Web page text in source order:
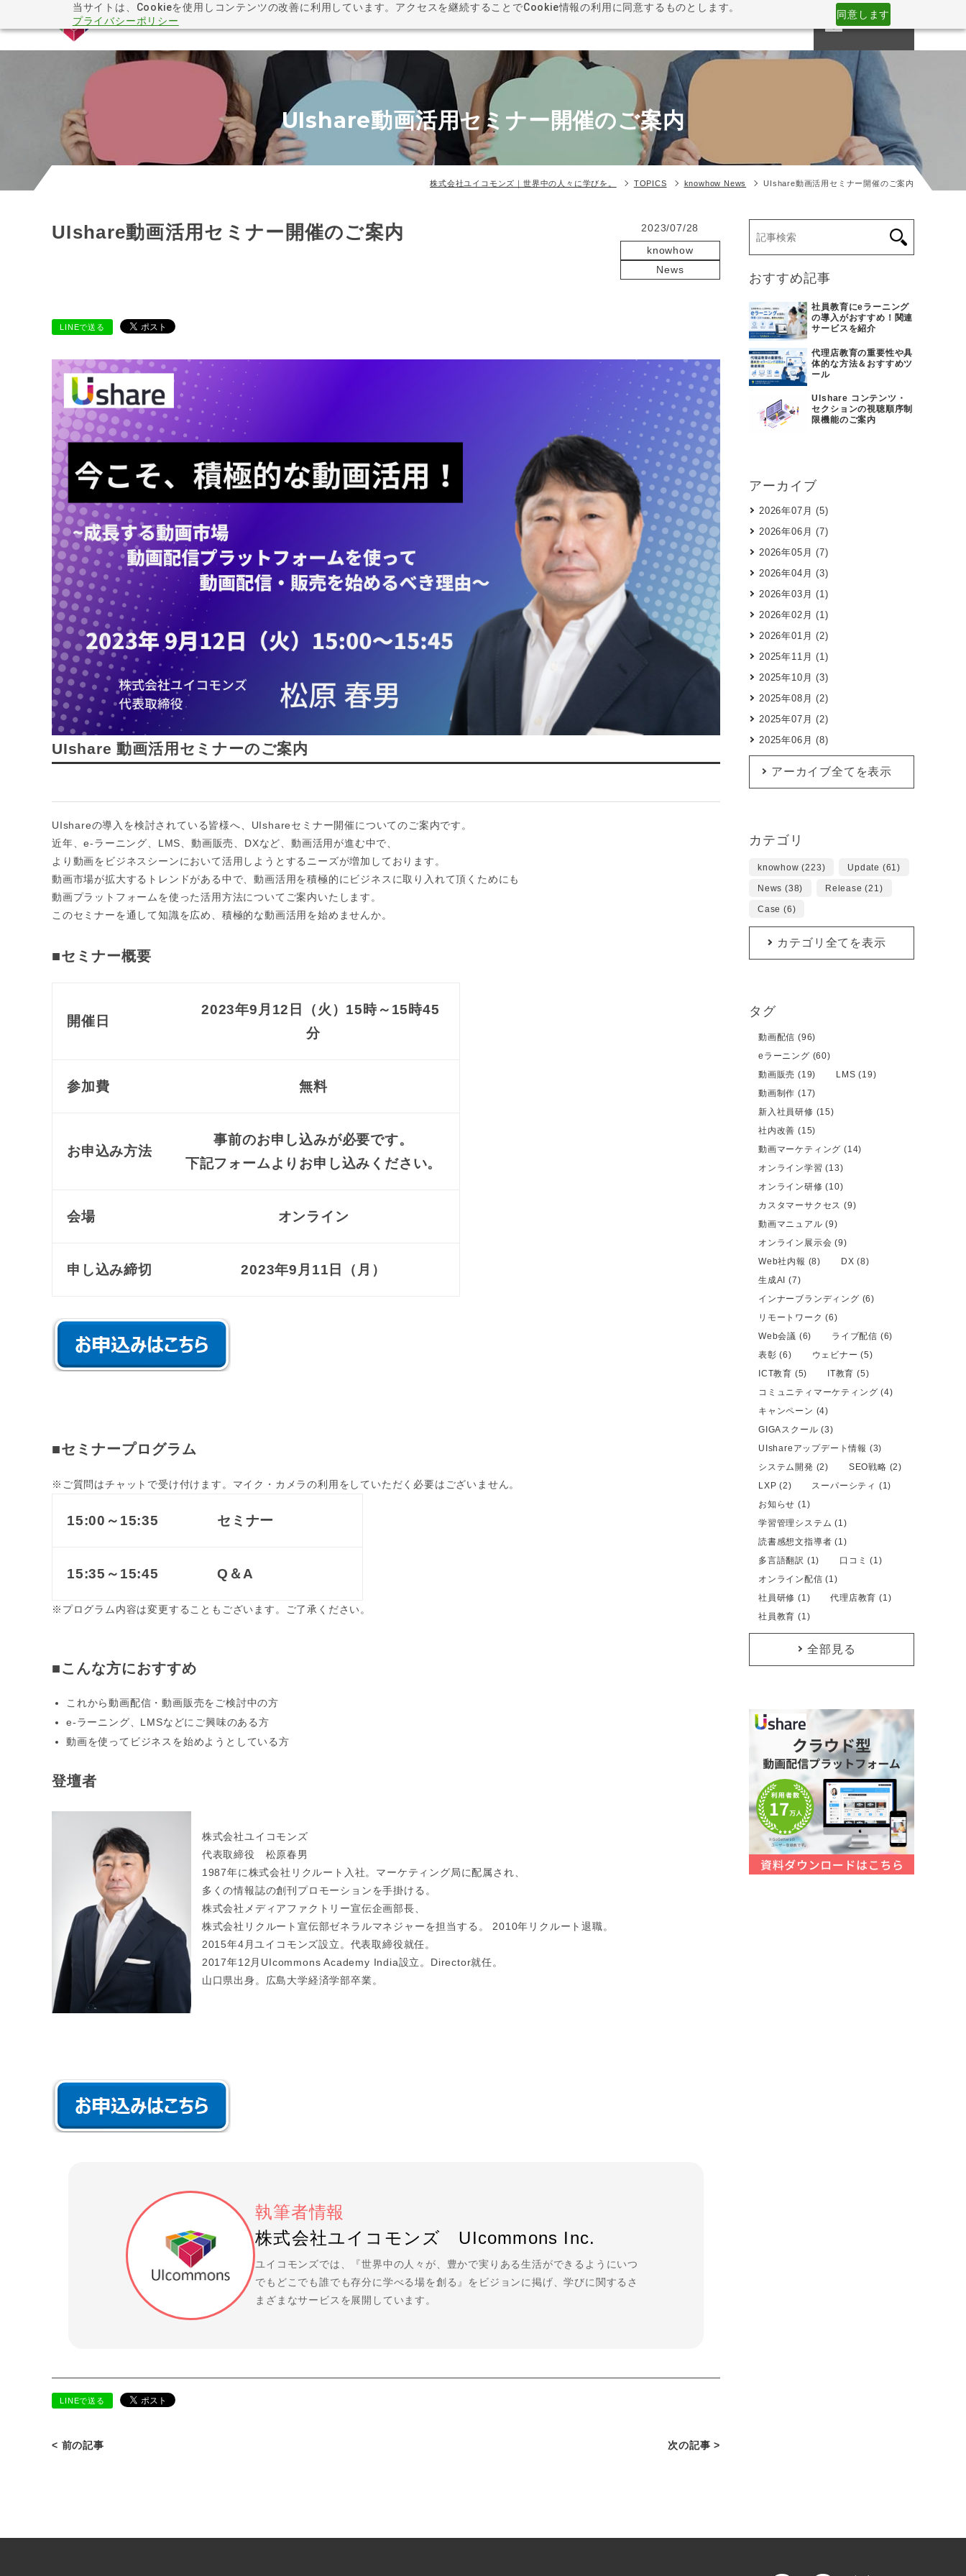
当サイトは、Cookieを使用しコンテンツの改善に利用しています。アクセスを継続することでCookie情報の利用に同意するものとします。
プライバシーポリシー
同意します
CONTACT
UIshare動画活用セミナー開催のご案内
株式会社ユイコモンズ｜世界中の人々に学びを。 TOPICS knowhow News UIshare動画活用セミナー開催のご案内
UIshare動画活用セミナー開催のご案内
2023/07/28
knowhow
News
LINEで送る
UIshare 動画活用セミナーのご案内
UIshareの導入を検討されている皆様へ、 UIshareセミナー開催についてのご案内です。
近年、e-ラーニング、 LMS 、動画販売、 DXなど、動画活用が進む中で、
より動画をビジネスシーンにおいて活用しようとするニーズが増加しております。
動画市場が拡大するトレンドがある中で、動画活用を積極的にビジネスに取り入れて頂くためにも
動画プラットフォームを使った活用方法についてご案内いたします。
このセミナーを通して知識を広め、積極的な動画活用を始めませんか。
■セミナー概要
開催日
2023年9月12日（火）15時～15時45
分
参加費 無料
お申込み方法
事前のお申し込みが必要です。
下記フォームよりお申し込みください。
会場 オンライン
申し込み締切 2023年9月11日（月）
■セミナープログラム
※ご質問はチャットで受け付けます。マイク・カメラの利用をしていただく必要はございません。
15:00～15:35 セミナー
15:35～15:45 Q＆A
※プログラム内容は変更することもございます。ご了承ください。
■こんな方におすすめ
これから動画配信・動画販売をご検討中の方
e-ラーニング、LMSなどにご興味のある方
動画を使ってビジネスを始めようとしている方
登壇者
株式会社ユイコモンズ
代表取締役 松原春男
1987年に株式会社リクルート入社。マーケティング局に配属され、
多くの情報誌の創刊プロモーションを手掛ける。
株式会社メディアファクトリー宣伝企画部長、
株式会社リクルート宣伝部ゼネラルマネジャーを担当する。 2010年リクルート退職。
2015年4月ユイコモンズ設立。代表取締役就任。
2017年12月UIcommons Academy India設立。Director就任。
山口県出身。広島大学経済学部卒業。
執筆者情報
株式会社ユイコモンズ UIcommons Inc.
ユイコモンズでは、『世界中の人々が、豊かで実りある生活ができるようにいつ
でもどこでも誰でも存分に学べる場を創る』をビジョンに掲げ、学びに関するさ
まざまなサービスを展開しています。
LINEで送る
< 前の記事 次の記事 >
おすすめ記事
社員教育にeラーニング
の導入がおすすめ！関連
サービスを紹介
代理店教育の重要性や具
体的な方法＆おすすめツ
ール
UIshare コンテンツ・
セクションの視聴順序制
限機能のご案内
アーカイブ
2026年07月 (5)
2026年06月 (7)
2026年05月 (7)
2026年04月 (3)
2026年03月 (1)
2026年02月 (1)
2026年01月 (2)
2025年11月 (1)
2025年10月 (3)
2025年08月 (2)
2025年07月 (2)
2025年06月 (8)
アーカイブ全てを表示
カテゴリ
knowhow (223) Update (61)
News (38) Release (21)
Case (6)
カテゴリ全てを表示
タグ
動画配信 (96)
eラーニング (60)
動画販売 (19)
LMS (19)
動画制作 (17)
新入社員研修 (15)
社内改善 (15)
動画マーケティング (14)
オンライン学習 (13)
オンライン研修 (10)
カスタマーサクセス (9)
動画マニュアル (9)
オンライン展示会 (9)
Web社内報 (8)
DX (8)
生成AI (7)
インナーブランディング (6)
リモートワーク (6)
Web会議 (6)
ライブ配信 (6)
表彰 (6)
ウェビナー (5)
ICT教育 (5)
IT教育 (5)
コミュニティマーケティング (4)
キャンペーン (4)
GIGAスクール (3)
UIshareアップデート情報 (3)
システム開発 (2)
SEO戦略 (2)
LXP (2)
スーパーシティ (1)
お知らせ (1)
学習管理システム (1)
読書感想文指導者 (1)
多言語翻訳 (1)
口コミ (1)
オンライン配信 (1)
社員研修 (1)
代理店教育 (1)
社員教育 (1)
全部見る